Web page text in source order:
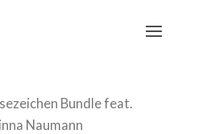
Bundle feat.
Naumann